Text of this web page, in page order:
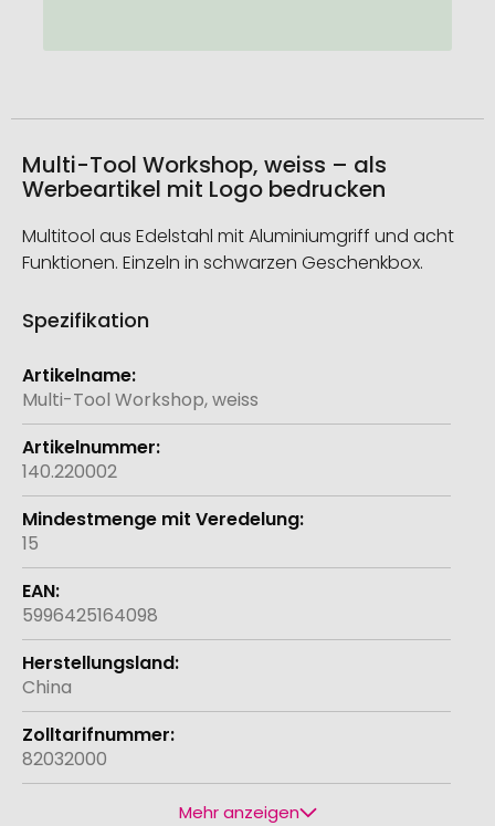
Multi-Tool Workshop, weiss – als
Werbeartikel mit Logo bedrucken
Multitool aus Edelstahl mit Aluminiumgriff und acht
Funktionen. Einzeln in schwarzen Geschenkbox.
Spezifikation
Weitere
Informationen
Multi-Tool Workshop, weiss
140.220002
15
5996425164098
China
82032000
Mehr anzeigen